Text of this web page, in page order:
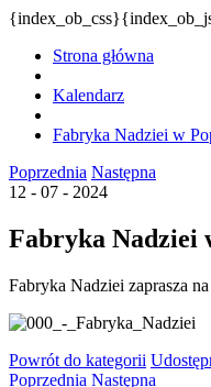
Strona główna
Kalendarz
Fabryka Nadziei w
Poprzednia Następna
12 - 07 - 2024
Fabryka Nadziei
Fabryka Nadziei zaprasza
Powrót do kategorii
Poprzednia Następna